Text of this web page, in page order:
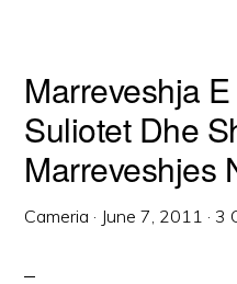
Marreveshja
Suliotet Dhe
Marreveshjes
Cameria · June 7, 2011 · 3